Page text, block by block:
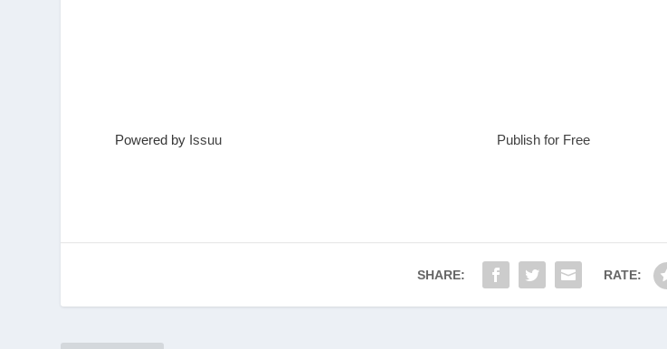
Powered by Issuu Publish for Free
SHARE: RATE: